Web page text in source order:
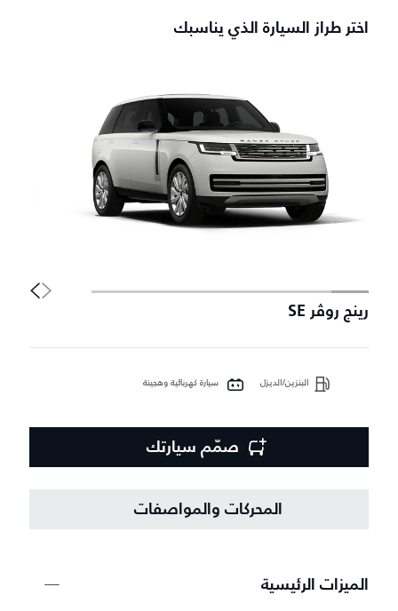
اختر طراز السيارة الذي يناسبك
رينج روڤر SE
البنزين/الديزل سيارة كهربائية وهجينة
صمّم سيارتك
المحركات والمواصفات
الميزات الرئيسية